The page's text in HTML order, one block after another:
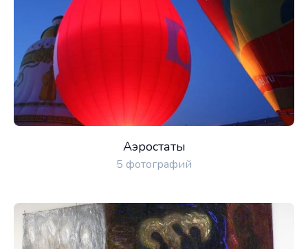
Аэростаты
5 фотографий